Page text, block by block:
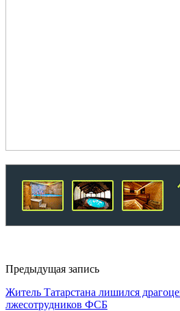
Предыдущая запись
Житель Татарстана лишился
лжесотрудников ФСБ